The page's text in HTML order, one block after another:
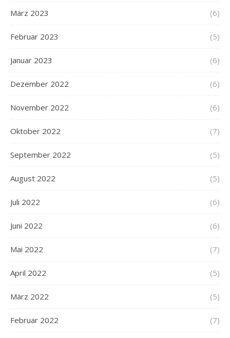
März 2023 (6)
Februar 2023 (5)
Januar 2023 (6)
Dezember 2022 (6)
November 2022 (6)
Oktober 2022 (7)
September 2022 (5)
August 2022 (5)
Juli 2022 (6)
Juni 2022 (6)
Mai 2022 (7)
April 2022 (5)
März 2022 (5)
Februar 2022 (7)